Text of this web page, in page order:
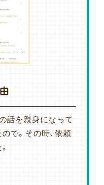
話を親身になって
で。その時、依頼